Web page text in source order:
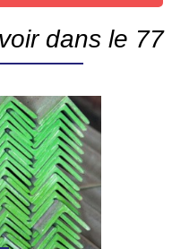
dans le 77